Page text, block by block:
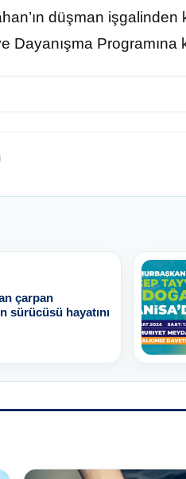
düşman
Programına
çarpan
sürücüsü hayatını